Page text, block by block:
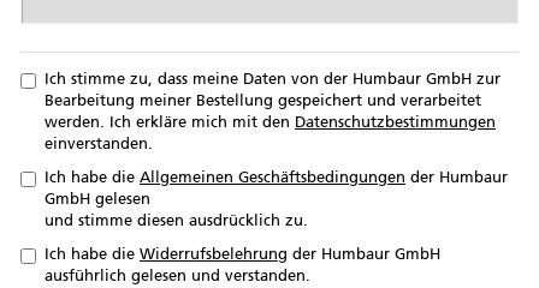
Ich stimme zu, dass meine Daten von der Humbaur GmbH zur
Bearbeitung meiner Bestellung gespeichert und verarbeitet
werden. Ich erkläre mich mit den Datenschutzbestimmungen
einverstanden.
Ich habe die Allgemeinen Geschäftsbedingungen der Humbaur
GmbH gelesen
und stimme diesen ausdrücklich zu.
Ich habe die Widerrufsbelehrung der Humbaur GmbH
ausführlich gelesen und verstanden.